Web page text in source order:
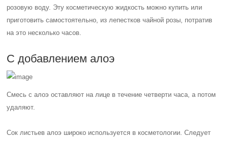
розовую воду. Эту косметическую жидкость можно купить или
приготовить самостоятельно, из лепестков чайной розы, потратив
на это несколько часов.
С добавлением алоэ
Смесь с алоэ оставляют на лице в течение четверти часа, а потом
удаляют.
Сок листьев алоэ широко используется в косметологии. Следует